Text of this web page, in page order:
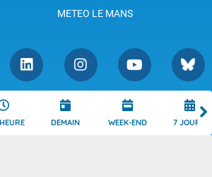
DEMAIN WEEK-END 7 JOURS
METEO LE MANS